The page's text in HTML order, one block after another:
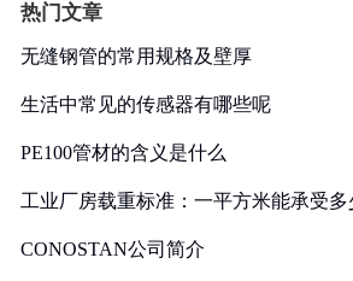
热门文章
无缝钢管的常用规格及壁厚
生活中常见的传感器有哪些呢
PE100管材的含义是什么
工业厂房载重标准：一平方米能承受多
CONOSTAN公司简介